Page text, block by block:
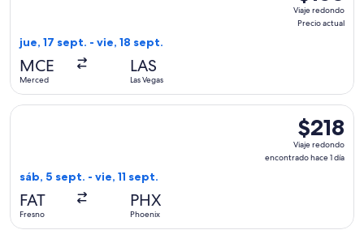
Viaje
redondo,
Viaje redondo
Precio actual
jue, 17 sept. - vie, 18 sept.
MCE
Merced
LAS
Las Vegas
$218
Viaje
redondo,
día
$218
Viaje redondo
encontrado hace 1 día
sáb, 5 sept. - vie, 11 sept.
FAT
Fresno
PHX
Phoenix
Seleccionar vuelo de Alaska Airlines, con salida el sáb, 5